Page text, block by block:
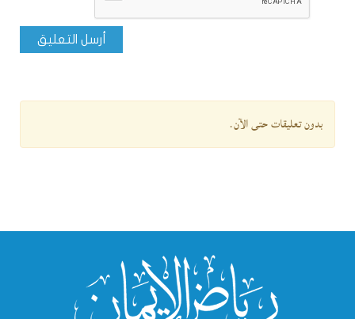
أرسل التعليق
بدون تعليقات حتى الآن.